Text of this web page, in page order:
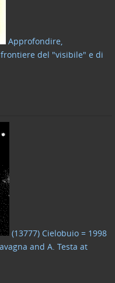
Approfondire,
del "visibile" e di
(13777) Cielobuio = 1998
and A. Testa at